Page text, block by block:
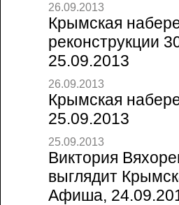
26.09.2013
Крымская
реконструкции
25.09.2013
26.09.2013
Крымская
25.09.2013
25.09.2013
Виктория
выглядит
Афиша,